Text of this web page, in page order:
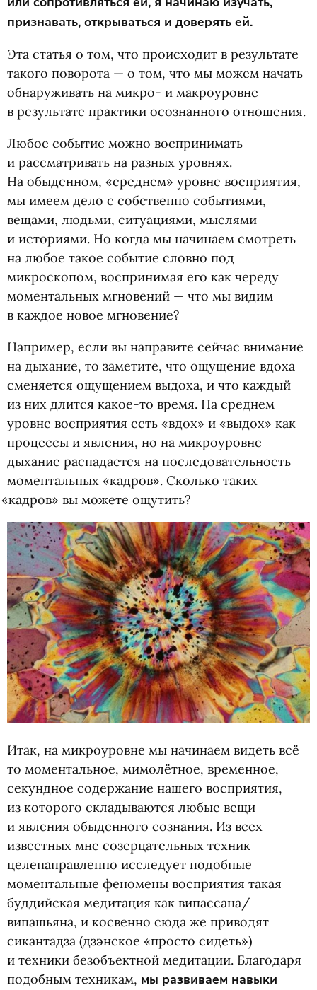
признавать, открываться и доверять ей.
Эта статья о том, что происходит в результате
такого поворота — о том, что мы можем начать
обнаруживать на микро- и макроуровне
в результате практики осознанного отношения.
Любое событие можно воспринимать
и рассматривать на разных уровнях.
На обыденном, «среднем» уровне восприятия,
мы имеем дело с собственно событиями,
вещами, людьми, ситуациями, мыслями
и историями. Но когда мы начинаем смотреть
на любое такое событие словно под
микроскопом, воспринимая его как череду
моментальных мгновений — что мы видим
в каждое новое мгновение?
Например, если вы направите сейчас внимание
на дыхание, то заметите, что ощущение вдоха
сменяется ощущением выдоха, и что каждый
из них длится какое-то время. На среднем
уровне восприятия есть «вдох» и «выдох» как
процессы и явления, но на микроуровне
дыхание распадается на последовательность
моментальных «кадров». Сколько таких
«кадров» вы можете ощутить?
Итак, на микроуровне мы начинаем видеть всё
то моментальное, мимолётное, временное,
секундное содержание нашего восприятия,
из которого складываются любые вещи
и явления обыденного сознания. Из всех
известных мне созерцательных техник
целенаправленно исследует подобные
моментальные феномены восприятия такая
буддийская медитация как випассана/
випашьяна, и косвенно сюда же приводят
сикантадза (дзэнское «просто сидеть»)
и техники безобъектной медитации. Благодаря
подобным техникам, мы развиваем навыки